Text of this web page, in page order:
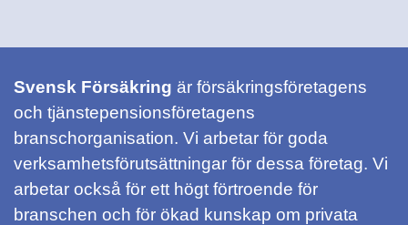
Svensk Försäkring är försäkringsföretagens
och tjänstepensionsföretagens
branschorganisation. Vi arbetar för goda
verksamhetsförutsättningar för dessa företag. Vi
arbetar också för ett högt förtroende för
branschen och för ökad kunskap om privata